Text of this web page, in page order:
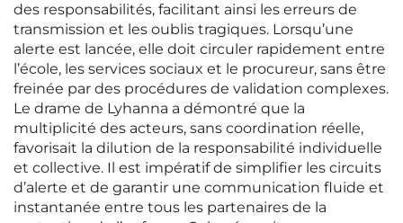
des responsabilités, facilitant ainsi les erreurs de
transmission et les oublis tragiques. Lorsqu’une
alerte est lancée, elle doit circuler rapidement entre
l’école, les services sociaux et le procureur, sans être
freinée par des procédures de validation complexes.
Le drame de Lyhanna a démontré que la
multiplicité des acteurs, sans coordination réelle,
favorisait la dilution de la responsabilité individuelle
et collective. Il est impératif de simplifier les circuits
d’alerte et de garantir une communication fluide et
instantanée entre tous les partenaires de la